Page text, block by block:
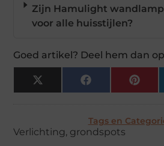
Zijn Hamulight
voor alle huisstijlen?
Goed artikel? Deel hem dan
X
(Twitter)
Facebook
Tags en
Verlichting, grondspots